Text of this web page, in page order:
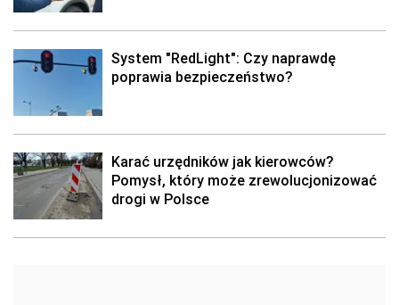
System "RedLight": Czy naprawdę
poprawia bezpieczeństwo?
Karać urzędników jak kierowców?
Pomysł, który może zrewolucjonizować
drogi w Polsce